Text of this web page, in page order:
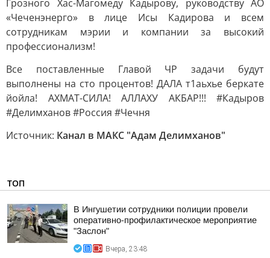
Грозного Хас-Магомеду Кадырову, руководству АО
«Чеченэнерго» в лице Исы Кадирова и всем
сотрудникам мэрии и компании за высокий
профессионализм!
Все поставленные Главой ЧР задачи будут
выполнены на сто процентов! ДАЛА т1аьхье беркате
йойла! АХМАТ-СИЛА! АЛЛАХУ АКБАР!!! #Кадыров
#Делимханов #Россия #Чечня
Источник: Канал в МАКС "Адам Делимханов"
ТОП
В Ингушетии сотрудники полиции провели
оперативно-профилактическое мероприятие
"Заслон"
Вчера, 23:48